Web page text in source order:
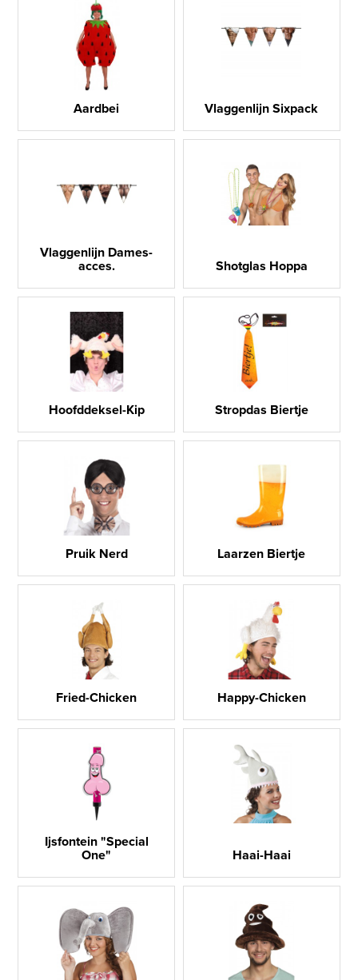
Aardbei Vlaggenlijn Sixpack
Vlaggenlijn Dames-
acces.
Shotglas Hoppa
Hoofddeksel-Kip Stropdas Biertje
Pruik Nerd Laarzen Biertje
Fried-Chicken Happy-Chicken
Ijsfontein "Special
One"
Haai-Haai